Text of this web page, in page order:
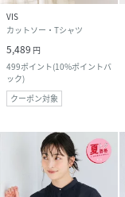
VIS
カットソー・Tシャツ
5,489 円
499ポイント(10%ポイントバ
ック)
クーポン対象